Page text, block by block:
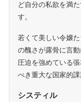
ど自分の私欲を満
す。
若くて美しい令嬢
の醜さが露骨に言
圧迫を強めている
べき重大な国家的
システィル